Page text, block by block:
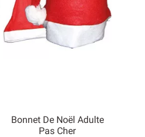
Bonnet De Noël Adulte
Pas Cher